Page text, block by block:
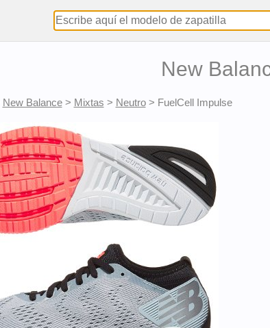
New
New Balance> Mixtas > Neutro> FuelCell Impulse